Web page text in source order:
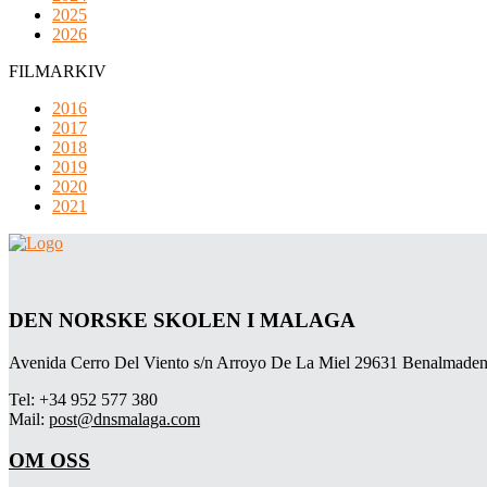
2025
2026
FILMARKIV
2016
2017
2018
2019
2020
2021
DEN NORSKE SKOLEN I MALAGA
Avenida Cerro Del Viento s/n Arroyo De La Miel 29631
Tel: +34 952 577 380
Mail: post@dnsmalaga.com
OM OSS